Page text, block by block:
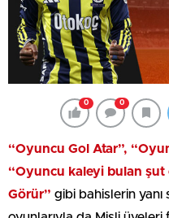
0 0
“Oyuncu Gol Atar”,
“Oyuncu kaleyi bulan şut
Görür” gibi bahislerin yanı